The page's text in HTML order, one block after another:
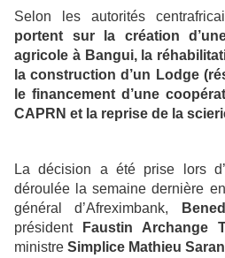
Selon les autorités
portent sur la création
agricole à Bangui, la
la construction d’un Lodge
le financement d’une
CAPRN et la reprise de la
La décision a été prise lors
déroulée la semaine dernière
général d’Afreximbank,
président
Faustin Archange
ministre Simplice Mathieu